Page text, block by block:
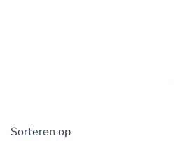
Sorteren op